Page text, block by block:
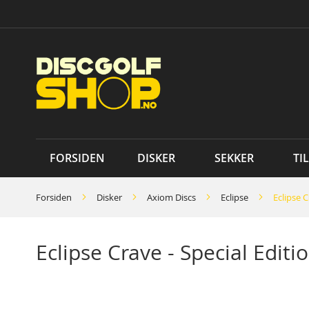
to
FORSIDEN DISKER SEKKER
Forsiden Disker Axiom Discs Eclipse Eclipse
Eclipse Crave - Special